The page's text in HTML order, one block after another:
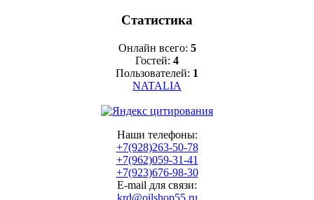
Статистика
Онлайн всего: 5
Гостей: 4
Пользователей: 1
NATALIA
Наши телефоны:
+7(928)263-50-78
+7(962)059-31-41
+7(923)676-98-30
E-mail для связи:
krd@oilshop55.ru